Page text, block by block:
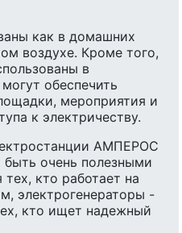
как в домашних
воздухе. Кроме того,
в
обеспечить
мероприятия и
к электричеству.
АМПЕРОС
быть очень полезными
кто работает на
электрогенераторы -
кто ищет надежный